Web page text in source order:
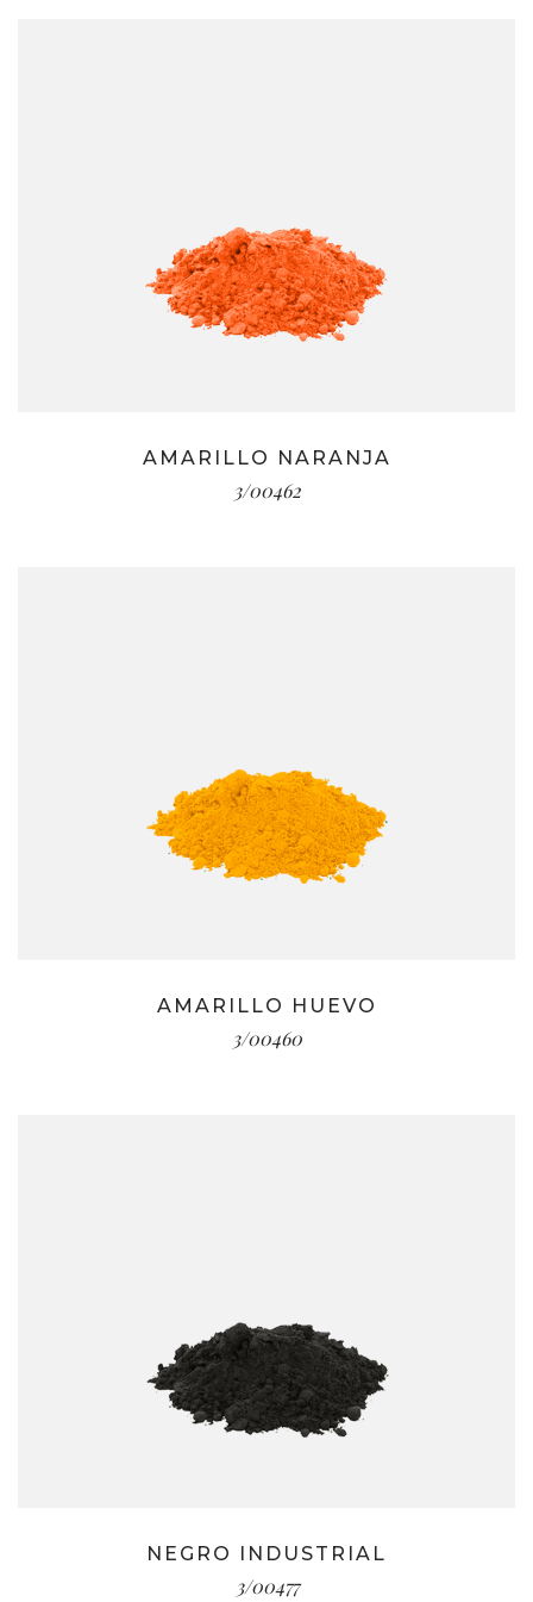
AMARILLO NARANJA
3/00462
AMARILLO HUEVO
3/00460
NEGRO INDUSTRIAL
3/00477